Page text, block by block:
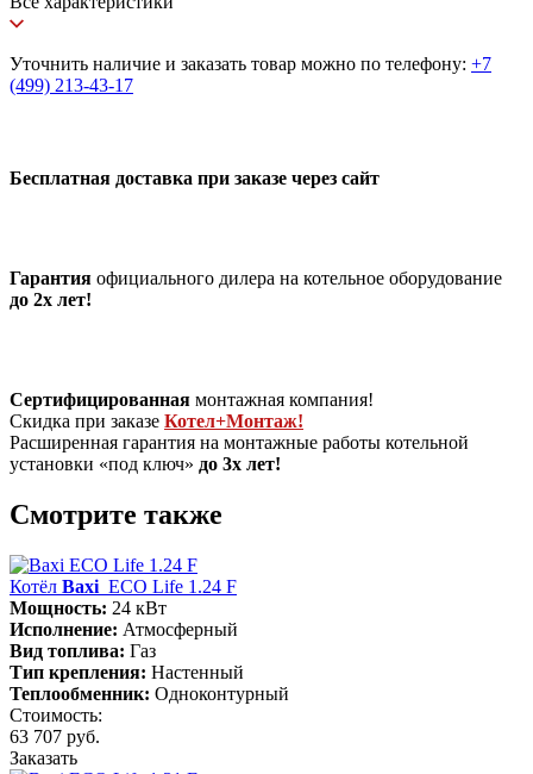
Уточнить наличие и заказать товар можно по телефону: +7
(499) 213-43-17
Бесплатная доставка при заказе через сайт
Гарантия официального дилера на котельное оборудование
до 2х лет!
Сертифицированная монтажная компания!
Скидка при заказе Котел+Монтаж!
Расширенная гарантия на монтажные работы котельной
установки «под ключ» до 3х лет!
Смотрите также
Котёл Baxi ECO Life 1.24 F
Мощность: 24 кВт
Исполнение: Атмосферный
Вид топлива: Газ
Тип крепления: Настенный
Теплообменник: Одноконтурный
Стоимость:
63 707 руб.
Заказать